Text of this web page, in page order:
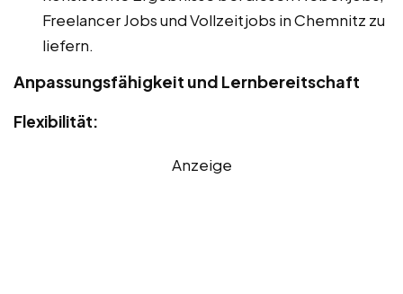
Freelancer Jobs und Vollzeitjobs in Chemnitz zu
liefern.
Anpassungsfähigkeit und Lernbereitschaft
Flexibilität:
Anzeige